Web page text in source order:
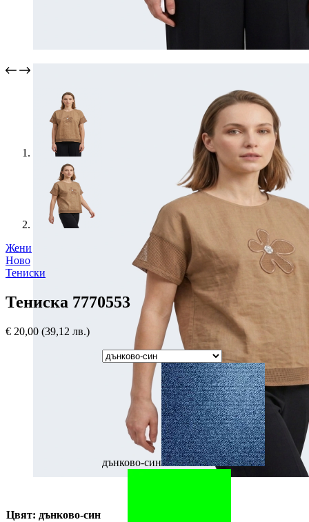
Жени
Ново
Тениски
Тениска 7770553
€ 20,00 (39,12 лв.)
Цвят: дънково-син
дънково-син